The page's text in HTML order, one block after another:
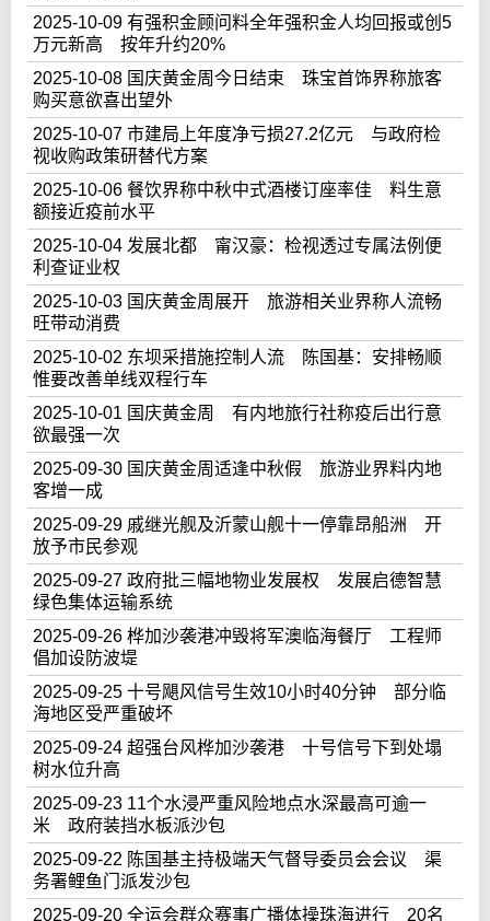
2025-10-09 有强积金顾问料全年强积金人均回报或创5
万元新高 按年升约20%
2025-10-08 国庆黄金周今日结束 珠宝首饰界称旅客
购买意欲喜出望外
2025-10-07 市建局上年度净亏损27.2亿元 与政府检
视收购政策研替代方案
2025-10-06 餐饮界称中秋中式酒楼订座率佳 料生意
额接近疫前水平
2025-10-04 发展北都 甯汉豪：检视透过专属法例便
利查证业权
2025-10-03 国庆黄金周展开 旅游相关业界称人流畅
旺带动消费
2025-10-02 东坝采措施控制人流 陈国基：安排畅顺
惟要改善单线双程行车
2025-10-01 国庆黄金周 有内地旅行社称疫后出行意
欲最强一次
2025-09-30 国庆黄金周适逢中秋假 旅游业界料内地
客增一成
2025-09-29 戚继光舰及沂蒙山舰十一停靠昂船洲 开
放予市民参观
2025-09-27 政府批三幅地物业发展权 发展启德智慧
绿色集体运输系统
2025-09-26 桦加沙袭港冲毁将军澳临海餐厅 工程师
倡加设防波堤
2025-09-25 十号飓风信号生效10小时40分钟 部分临
海地区受严重破坏
2025-09-24 超强台风桦加沙袭港 十号信号下到处塌
树水位升高
2025-09-23 11个水浸严重风险地点水深最高可逾一
米 政府装挡水板派沙包
2025-09-22 陈国基主持极端天气督导委员会会议 渠
务署鲤鱼门派发沙包
2025-09-20 全运会群众赛事广播体操珠海进行 20名